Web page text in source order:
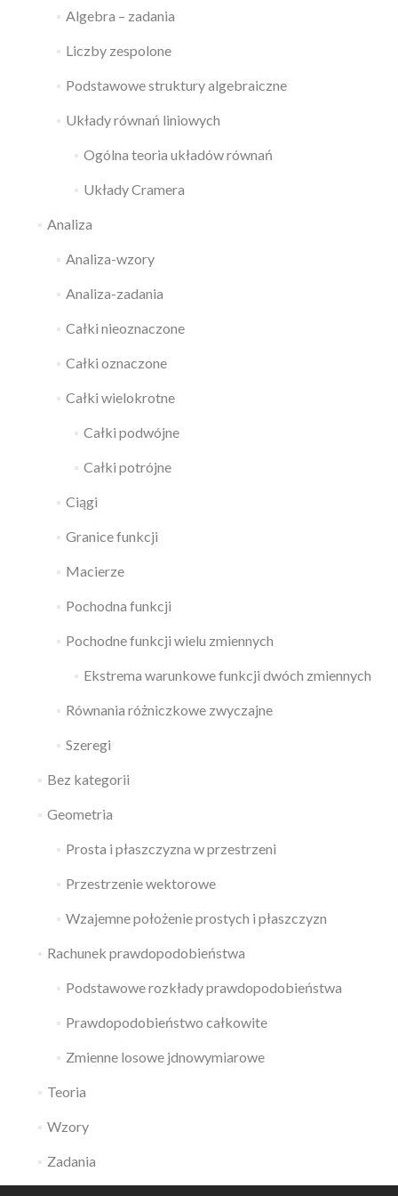
Algebra – zadania
Liczby zespolone
Podstawowe struktury algebraiczne
Układy równań liniowych
Ogólna teoria układów równań
Układy Cramera
Analiza
Analiza-wzory
Analiza-zadania
Całki nieoznaczone
Całki oznaczone
Całki wielokrotne
Całki podwójne
Całki potrójne
Ciągi
Granice funkcji
Macierze
Pochodna funkcji
Pochodne funkcji wielu zmiennych
Ekstrema warunkowe funkcji dwóch zmiennych
Równania różniczkowe zwyczajne
Szeregi
Bez kategorii
Geometria
Prosta i płaszczyzna w przestrzeni
Przestrzenie wektorowe
Wzajemne położenie prostych i płaszczyzn
Rachunek prawdopodobieństwa
Podstawowe rozkłady prawdopodobieństwa
Prawdopodobieństwo całkowite
Zmienne losowe jdnowymiarowe
Teoria
Wzory
Zadania